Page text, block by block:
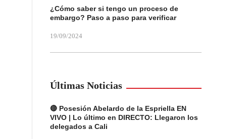
¿Cómo saber si tengo un proceso de
embargo? Paso a paso para verificar
19/09/2024
Últimas Noticias
🔴 Posesión Abelardo de la Espriella EN
VIVO | Lo último en DIRECTO: Llegaron los
delegados a Cali